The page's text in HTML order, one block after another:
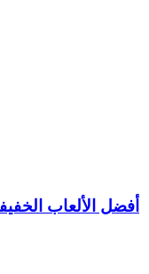
أفضل الألعاب